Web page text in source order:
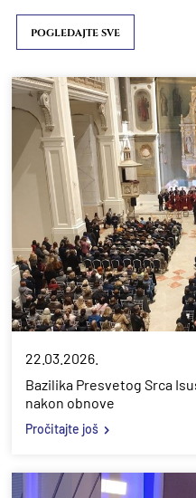
POGLEDAJTE SVE
22.03.2026.
Bazilika Presvetog Srca
nakon obnove
Pročitajte još